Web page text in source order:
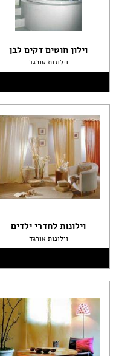
וילון חוטים דקים לבן
וילונות אורגד
וילונות לחדרי ילדים
וילונות אורגד